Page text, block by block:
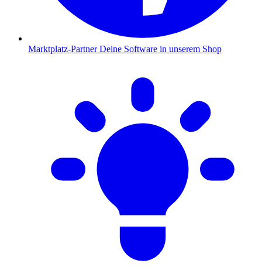
Marktplatz-Partner Deine Software in unserem Shop